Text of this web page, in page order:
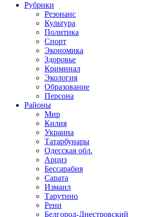
Рубрики
Резонанс
Культура
Политика
Спорт
Экономика
Здоровье
Криминал
Экология
Образование
Персона
Районы
Мир
Килия
Украина
Татарбунары
Одесская обл.
Арциз
Бессарабия
Сарата
Измаил
Тарутино
Рени
Белгород-Днестровский